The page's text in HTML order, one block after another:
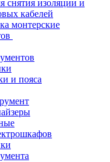
снятия изоляции и
кабелей
монтерские
и пояса